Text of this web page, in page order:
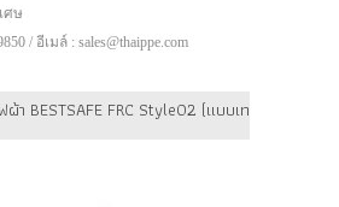
ศษ
/ อีเมล์ : sales@thaippe.com
า BESTSAFE FRC Style02 (แบบเทปเวลโกร) สี